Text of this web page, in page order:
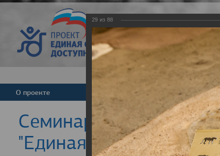
Версия для
О проекте Новости
Cеминар для
"Единая страна -
29 из 88